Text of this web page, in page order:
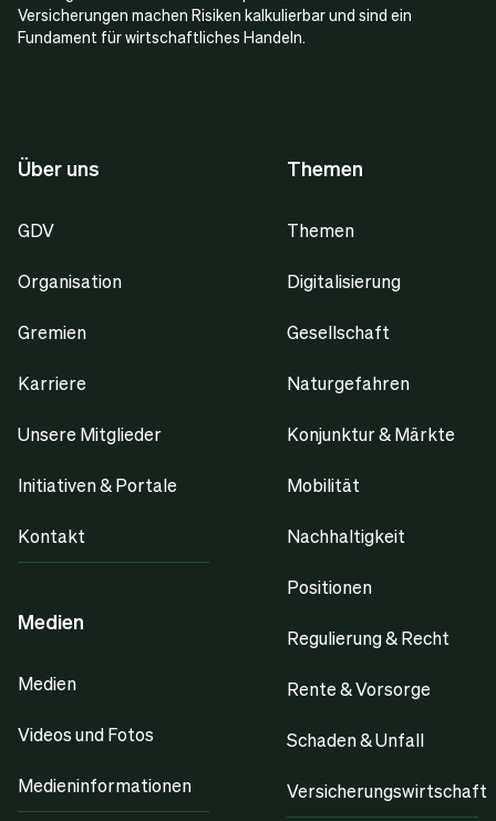
Versicherungen machen Risiken kalkulierbar und sind ein
Fundament für wirtschaftliches Handeln.
Über uns
GDV
Organisation
Gremien
Karriere
Unsere Mitglieder
Initiativen & Portale
Kontakt
Medien
Medien
Videos und Fotos
Medieninformationen
Themen
Themen
Digitalisierung
Gesellschaft
Naturgefahren
Konjunktur & Märkte
Mobilität
Nachhaltigkeit
Positionen
Regulierung & Recht
Rente & Vorsorge
Schaden & Unfall
Versicherungswirtschaft